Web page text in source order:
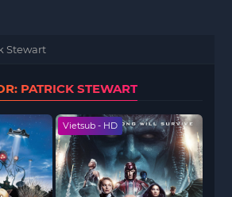
Stewart
PATRICK STEWART
Vietsub - HD